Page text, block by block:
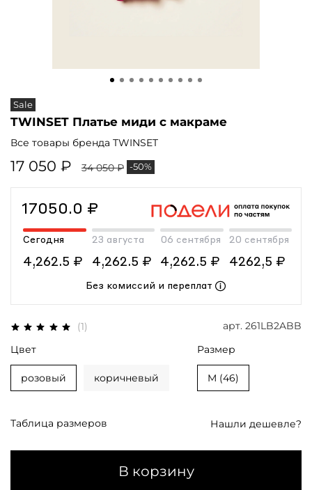
Sale
(1) арт. 261LB2ABB
TWINSET Платье миди с макраме
Все товары бренда TWINSET
17 050 ₽ 34 050 ₽ -50%
17050.0 ₽
Сегодня
4,262.5 ₽
23 августа
4,262.5 ₽
06 сентября
4,262.5 ₽
20 сентября
4262,5 ₽
Без комиссий и переплат
Таблица размеров Нашли дешевле?
В корзину
Цвет
розовый коричневый
Размер
M (46)